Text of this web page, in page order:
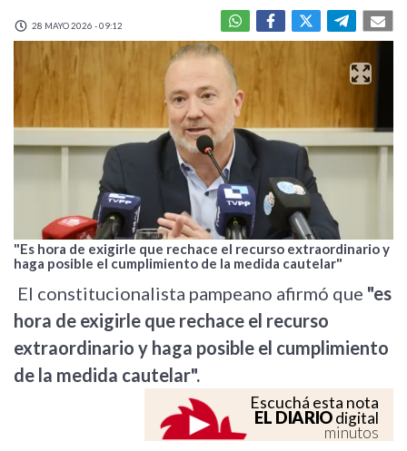
28 MAYO 2026 - 09:12
"Es hora de exigirle que rechace el recurso extraordinario y
haga posible el cumplimiento de la medida cautelar"
El constitucionalista pampeano afirmó que "es
hora de exigirle que rechace el recurso
extraordinario y haga posible el cumplimiento
de la medida cautelar".
Escuchá esta nota
EL DIARIOdigital
minutos